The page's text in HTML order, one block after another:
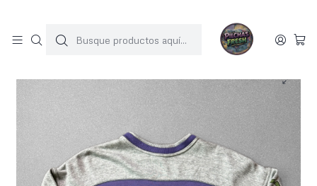
Inicio POLERONES Poleron vintage (M)